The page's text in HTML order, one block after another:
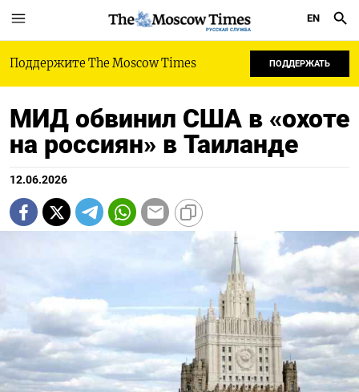
РУССКАЯ СЛУЖБА
EN
Поддержите The Moscow Times ПОДДЕРЖАТЬ
МИД обвинил США в «охоте
на россиян» в Таиланде
12.06.2026